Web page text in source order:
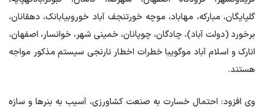
گلپایگان، مبارکه، مهاباد، موچه خورتنجف آباد خوروبیابانک، دهقانان،
برخورد(دولت آباد)، چادگان، چوپانان، خمینی شهر، خوانسار، اصفهان،
انارک و اسلام آباد موگویبا خطرات اخطار نارنجی سیستم مذکور مواجه
هستند.
وی افزود: احتمال خسارت به صنعت کشاورزی، آسیب به بنرها و سازه